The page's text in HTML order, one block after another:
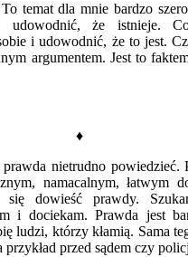
temat dla mnie bardzo
udowodnić, że istnieje.
i udowodnić, że to jest.
argumentem. Jest to
♦
nietrudno powiedzieć.
namacalnym, łatwym
się dowieść prawdy.
i dociekam. Prawda jest
ludzi, którzy kłamią. Sama
przykład przed sądem czy